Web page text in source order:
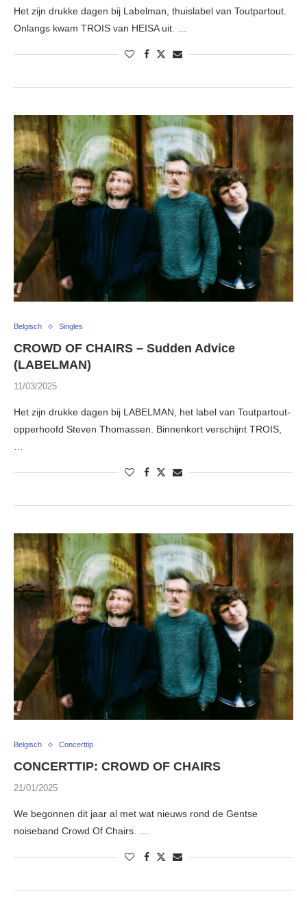
Het zijn drukke dagen bij Labelman, thuislabel van Toutpartout.
Onlangs kwam TROIS van HEISA uit. …
Belgisch Singles
CROWD OF CHAIRS – Sudden Advice
(LABELMAN)
11/03/2025
Het zijn drukke dagen bij LABELMAN, het label van Toutpartout-
opperhoofd Steven Thomassen. Binnenkort verschijnt TROIS,
…
Belgisch Concerttip
CONCERTTIP: CROWD OF CHAIRS
21/01/2025
We begonnen dit jaar al met wat nieuws rond de Gentse
noiseband Crowd Of Chairs. …